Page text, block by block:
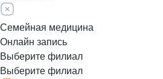
Семейная медицина
Онлайн запись
Выберите филиал
Выберите филиал